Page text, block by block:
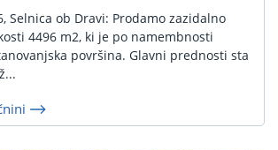
Selnica ob Dravi: Prodamo zazidalno
4496 m2, ki je po namembnosti
površina. Glavni prednosti sta